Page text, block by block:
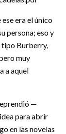
era el único
persona; eso y
tipo Burberry,
muy
a aquel
—
para abrir
en las novelas